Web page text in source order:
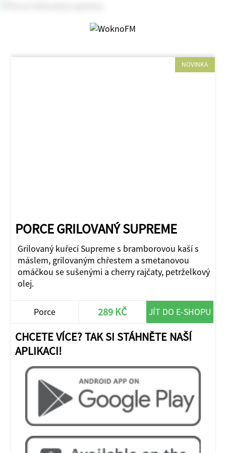
NOVINKA
PORCE GRILOVANÝ SUPREME
Grilovaný kuřecí Supreme s bramborovou kaší s
máslem, grilovaným chřestem a smetanovou
omáčkou se sušenými a cherry rajčaty, petrželkový
olej.
Porce 289 KČ JÍT DO E-SHOPU
CHCETE VÍCE? TAK SI STÁHNĚTE NAŠÍ
APLIKACI!